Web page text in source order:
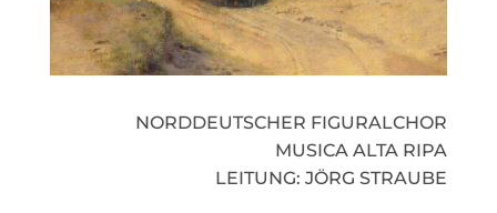
NORDDEUTSCHER FIGURALCHOR
MUSICA ALTA RIPA
LEITUNG: JÖRG STRAUBE